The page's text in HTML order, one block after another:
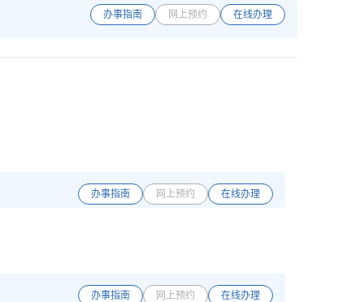
办事指南 网上预约 在线办理
办事指南 网上预约 在线办理
办事指南 网上预约 在线办理